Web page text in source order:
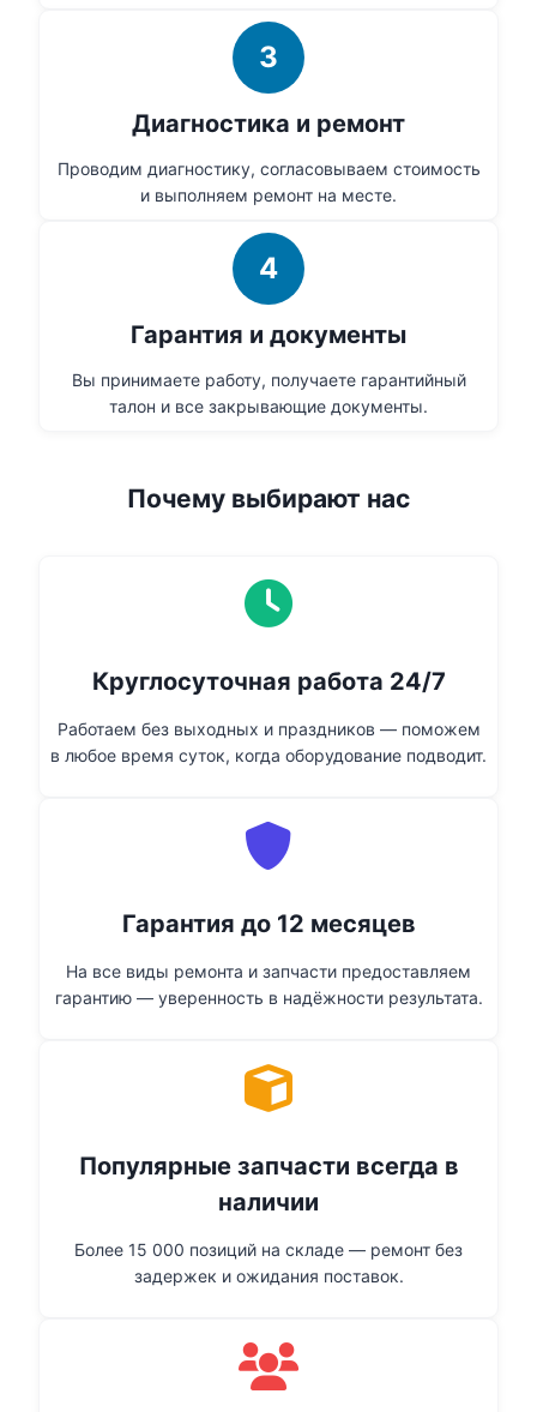
3
Диагностика и ремонт
Проводим диагностику, согласовываем стоимость
и выполняем ремонт на месте.
4
Гарантия и документы
Вы принимаете работу, получаете гарантийный
талон и все закрывающие документы.
Почему выбирают нас
Круглосуточная работа 24/7
Работаем без выходных и праздников — поможем
в любое время суток, когда оборудование подводит.
Гарантия до 12 месяцев
На все виды ремонта и запчасти предоставляем
гарантию — уверенность в надёжности результата.
Популярные запчасти всегда в
наличии
Более 15 000 позиций на складе — ремонт без
задержек и ожидания поставок.